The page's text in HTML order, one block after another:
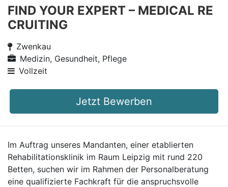
FIND YOUR EXPERT – MEDICAL RE
CRUITING
Zwenkau
Medizin, Gesundheit, Pflege
Vollzeit
Jetzt Bewerben
Im Auftrag unseres Mandanten, einer etablierten
Rehabilitationsklinik im Raum Leipzig mit rund 220
Betten, suchen wir im Rahmen der Personalberatung
eine qualifizierte Fachkraft für die anspruchsvolle